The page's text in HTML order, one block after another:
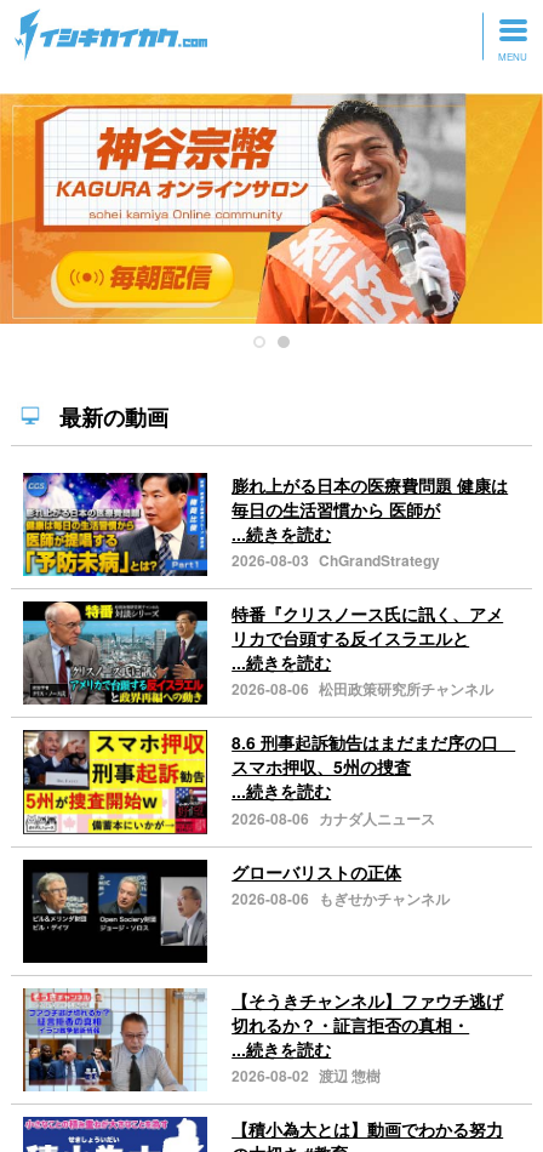
トップページ
動画を見る
記事を読む
セミナーに参加
研修・ツアーに参加
最新の動画
膨れ上がる日本の医療費問題 健康は
毎日の生活習慣から 医師が
...続きを読む
2026-08-03 ChGrandStrategy
特番『クリスノース氏に訊く、アメ
リカで台頭する反イスラエルと
...続きを読む
2026-08-06 松田政策研究所チャンネル
8.6 刑事起訴勧告はまだまだ序の口
スマホ押収、5州の捜査
...続きを読む
2026-08-06 カナダ人ニュース
グローバリストの正体
2026-08-06 もぎせかチャンネル
【そうきチャンネル】ファウチ逃げ
切れるか？・証言拒否の真相・
...続きを読む
2026-08-02 渡辺 惣樹
【積小為大とは】動画でわかる努力